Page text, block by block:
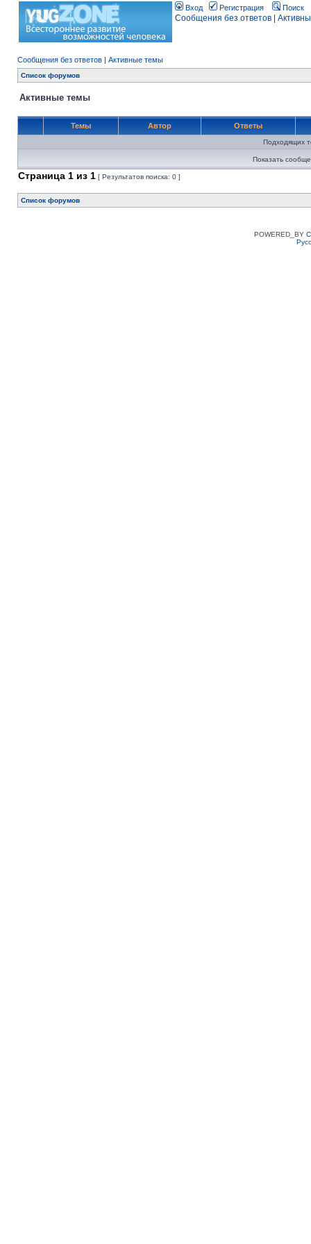
Вход Регистрация Поиск
Сообщения без ответов
Сообщения без ответов | Активные темы
Список форумов
Активные темы
Темы Автор Ответы
Подходящих
Показать
Страница 1 из 1 [ Результатов поиска: 0 ]
Список форумов
POWERED_BY